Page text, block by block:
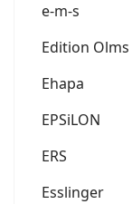
e-m-s
Edition Olms
Ehapa
EPSiLON
ERS
Esslinger